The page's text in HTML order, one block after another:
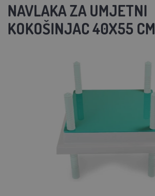
NAVLAKA ZA UMJETNI
KOKOŠINJAC 40X55 CM